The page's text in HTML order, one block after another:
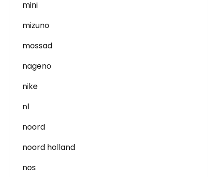
mini
mizuno
mossad
nageno
nike
nl
noord
noord holland
nos